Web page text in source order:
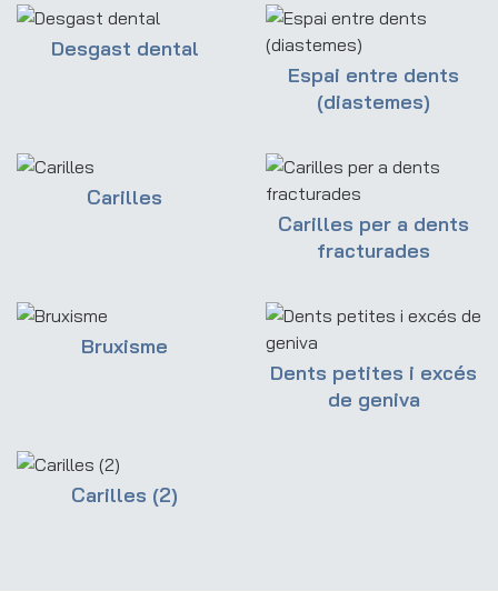
Desgast dental
Espai entre dents
(diastemes)
Carilles
Carilles per a dents
fracturades
Bruxisme
Dents petites i excés
de geniva
Carilles (2)